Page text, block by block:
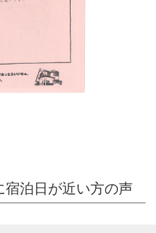
宿泊日が近い方の声